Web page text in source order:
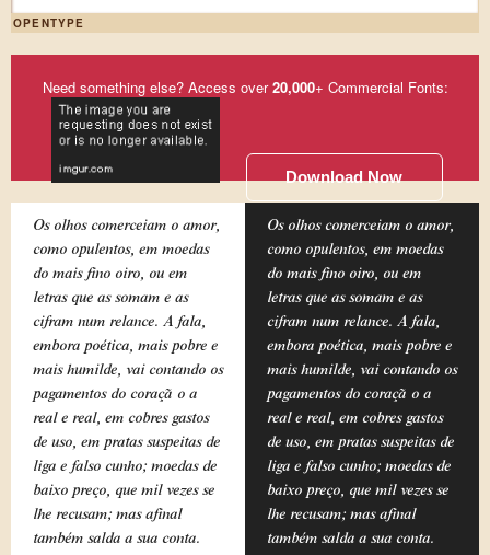
OPENTYPE
Need something else? Access over20,000+ Commercial Fonts:
Download Now
Os olhos comerceiam o amor,
como opulentos, em moedas
do mais fino oiro, ou em
letras que as somam e as
cifram num relance. A fala,
embora poética, mais pobre e
mais humilde, vai contando os
pagamentos do coração a
real e real, em cobres gastos
de uso, em pratas suspeitas de
liga e falso cunho; moedas de
baixo preço, que mil vezes se
lhe recusam; mas afinal
também salda a sua conta.
Os olhos comerceiam o amor,
como opulentos, em moedas
do mais fino oiro, ou em
letras que as somam e as
cifram num relance. A fala,
embora poética, mais pobre e
mais humilde, vai contando os
pagamentos do coração a
real e real, em cobres gastos
de uso, em pratas suspeitas de
liga e falso cunho; moedas de
baixo preço, que mil vezes se
lhe recusam; mas afinal
também salda a sua conta.